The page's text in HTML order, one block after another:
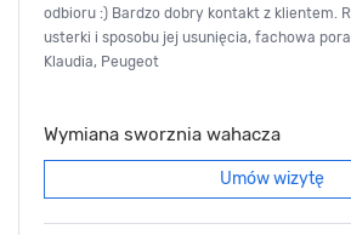
odbioru :) Bardzo dobry kontakt z klientem.
usterki i sposobu jej usunięcia, fachowa
Klaudia, Peugeot
Wymiana sworznia wahacza
Umów wizytę